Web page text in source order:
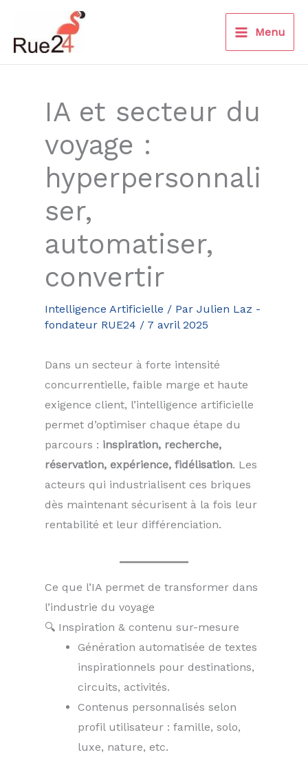
contenu
Menu
IA et secteur du
voyage :
hyperpersonnali
ser,
automatiser,
convertir
Intelligence Artificielle / Par Julien Laz -
fondateur RUE24 / 7 avril 2025
Dans un secteur à forte intensité
concurrentielle, faible marge et haute
exigence client, l’intelligence artificielle
permet d’optimiser chaque étape du
parcours : inspiration, recherche,
réservation, expérience, fidélisation. Les
acteurs qui industrialisent ces briques
dès maintenant sécurisent à la fois leur
rentabilité et leur différenciation.
Ce que l’IA permet de transformer dans
l’industrie du voyage
🔍 Inspiration & contenu sur-mesure
Génération automatisée de textes
inspirationnels pour destinations,
circuits, activités.
Contenus personnalisés selon
profil utilisateur : famille, solo,
luxe, nature, etc.